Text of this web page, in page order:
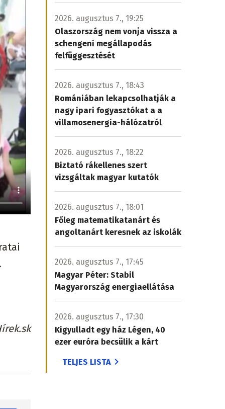
2026. augusztus 7., 19:25
Olaszország nem vonja vissza a
schengeni megállapodás
felfüggesztését
2026. augusztus 7., 18:43
Romániában lekapcsolhatják a
nagy ipari fogyasztókat a a
villamosenergia-hálózatról
2026. augusztus 7., 18:22
Biztató rákellenes szert
vizsgáltak magyar kutatók
2026. augusztus 7., 18:01
Főleg matematikatanárt és
angoltanárt keresnek az iskolák
2026. augusztus 7., 17:45
Magyar Péter: Stabil
Magyarország energiaellátása
2026. augusztus 7., 17:30
Kigyulladt egy ház Légen, 40
ezer euróra becsülik a kárt
TELJES LISTA